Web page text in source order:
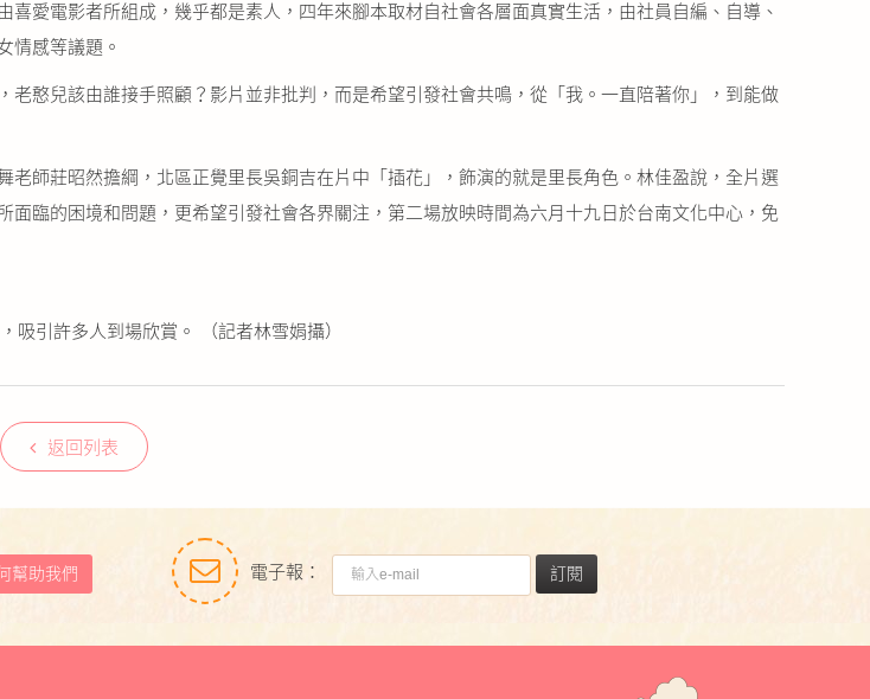
愛電影者所組成，幾乎都是素人，四年來腳本取材自社會各層面真實生活，由社員自編、自導、
情感等議題。
憨兒該由誰接手照顧？影片並非批判，而是希望引發社會共鳴，從「我。一直陪著你」，到能做
師莊昭然擔綱，北區正覺里長吳銅吉在片中「插花」，飾演的就是里長角色。林佳盈說，全片選
臨的困境和問題，更希望引發社會各界關注，第二場放映時間為六月十九日於台南文化中心，免
引許多人到場欣賞。 （記者林雪娟攝）
返回列表
幫助我們 電子報： 訂閱